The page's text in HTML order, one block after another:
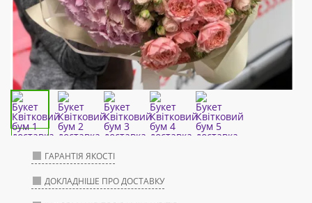
ГАРАНТІЯ ЯКОСТІ
ДОКЛАДНІШЕ ПРО ДОСТАВКУ